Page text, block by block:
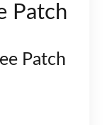
Patch
Patch